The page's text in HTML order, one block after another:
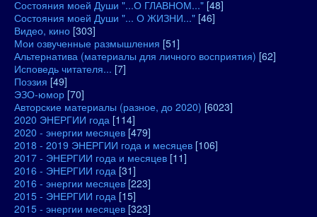
Состояния моей Души "...О ГЛАВНОМ..." [48]
Состояния моей Души "... О ЖИЗНИ..." [46]
Видео, кино [303]
Мои озвученные размышления [51]
Альтернатива (материалы для личного восприятия) [62]
Исповедь читателя... [7]
Поэзия [49]
ЭЗО-юмор [70]
Авторские материалы (разное, до 2020) [6023]
2020 ЭНЕРГИИ года [114]
2020 - энергии месяцев [479]
2018 - 2019 ЭНЕРГИИ года и месяцев [106]
2017 - ЭНЕРГИИ года и месяцев [11]
2016 - ЭНЕРГИИ года [31]
2016 - энергии месяцев [223]
2015 - ЭНЕРГИИ года [15]
2015 - энергии месяцев [323]